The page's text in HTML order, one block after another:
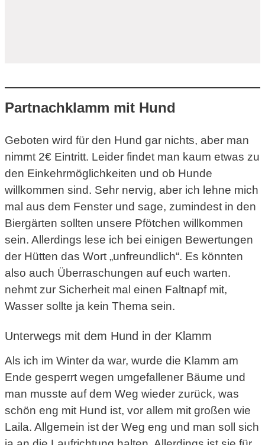
Partnachklamm mit Hund
Geboten wird für den Hund gar nichts, aber man
nimmt 2€ Eintritt. Leider findet man kaum etwas zu
den Einkehrmöglichkeiten und ob Hunde
willkommen sind. Sehr nervig, aber ich lehne mich
mal aus dem Fenster und sage, zumindest in den
Biergärten sollten unsere Pfötchen willkommen
sein. Allerdings lese ich bei einigen Bewertungen
der Hütten das Wort „unfreundlich“. Es könnten
also auch Überraschungen auf euch warten.
nehmt zur Sicherheit mal einen Faltnapf mit,
Wasser sollte ja kein Thema sein.
Unterwegs mit dem Hund in der Klamm
Als ich im Winter da war, wurde die Klamm am
Ende gesperrt wegen umgefallener Bäume und
man musste auf dem Weg wieder zurück, was
schön eng mit Hund ist, vor allem mit großen wie
Laila. Allgemein ist der Weg eng und man soll sich